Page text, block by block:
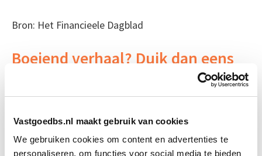
Vastgoedbs.nl maakt gebruik van cookies
We gebruiken cookies om content en advertenties te
personaliseren, om functies voor social media te bieden
Bron: Het Financieele Dagblad
Boeiend verhaal? Duik dan eens
MJOP
starten